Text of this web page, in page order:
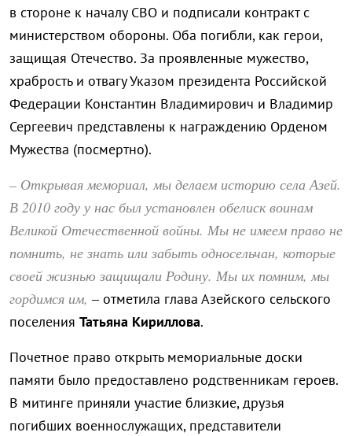
в стороне к началу СВО и подписали контракт с
министерством обороны. Оба погибли, как герои,
защищая Отечество. За проявленные мужество,
храбрость и отвагу Указом президента Российской
Федерации Константин Владимирович и Владимир
Сергеевич представлены к награждению Орденом
Мужества (посмертно).
– Открывая мемориал, мы делаем историю села Азей.
В 2010 году у нас был установлен обелиск воинам
Великой Отечественной войны. Мы не имеем право не
помнить, не знать или забыть односельчан, которые
своей жизнью защищали Родину. Мы их помним, мы
гордимся им, – отметила глава Азейского сельского
поселения Татьяна Кириллова.
Почетное право открыть мемориальные доски
памяти было предоставлено родственникам героев.
В митинге приняли участие близкие, друзья
погибших военнослужащих, представители